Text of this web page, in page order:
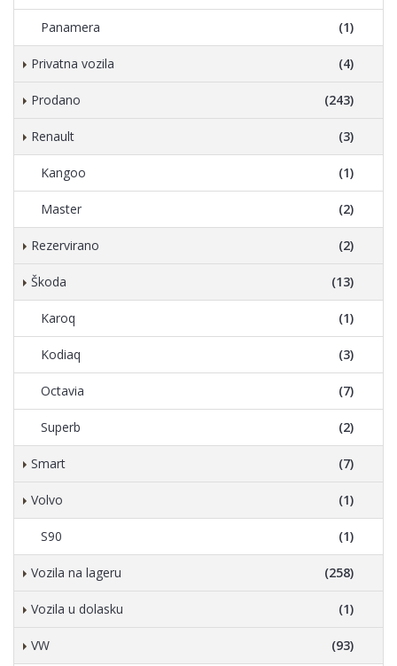
Panamera (1)
Privatna vozila (4)
Prodano (243)
Renault (3)
Kangoo (1)
Master (2)
Rezervirano (2)
Škoda (13)
Karoq (1)
Kodiaq (3)
Octavia (7)
Superb (2)
Smart (7)
Volvo (1)
S90 (1)
Vozila na lageru (258)
Vozila u dolasku (1)
VW (93)